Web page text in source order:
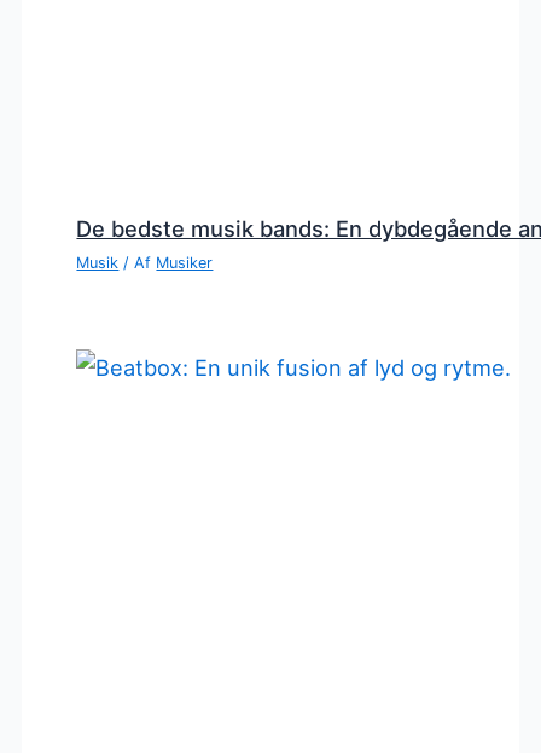
De bedste musik bands: En dybdegående
Musik / Af Musiker